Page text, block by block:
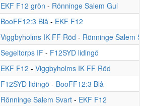
EKF F12 grön - Rönninge Salem Gul
BooFF12:3 Blå - EKF F12
Viggbyholms IK FF Röd - Rönninge Salem
Segeltorps IF - F12SYD lidingö
EKF F12 - Viggbyholms IK FF Röd
F12SYD lidingö - BooFF12:3 Blå
Rönninge Salem Svart - EKF F12